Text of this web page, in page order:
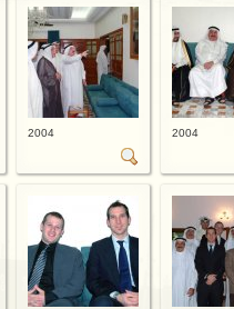
2004 2004